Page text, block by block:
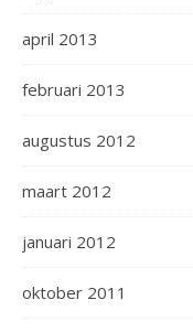
april 2013
februari 2013
augustus 2012
maart 2012
januari 2012
oktober 2011